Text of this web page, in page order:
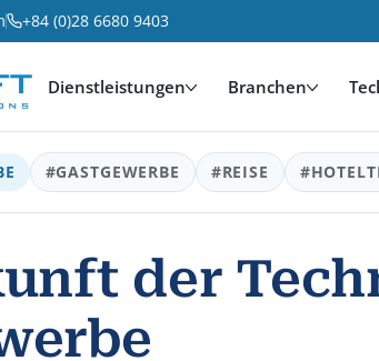
+84 (0)28 6680 9403
Dienstleistungen Branchen
#GASTGEWERBE #REISE
der